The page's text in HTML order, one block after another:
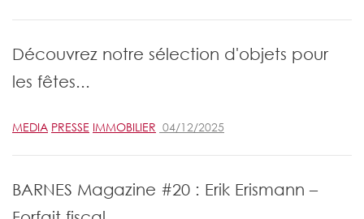
Découvrez notre sélection d'objets pour
les fêtes...
MEDIA PRESSE IMMOBILIER 04/12/2025
BARNES Magazine #20 : Erik Erismann –